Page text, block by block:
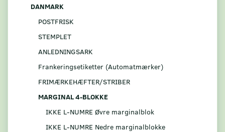
DANMARK
POSTFRISK
STEMPLET
ANLEDNINGSARK
Frankeringsetiketter (Automatmærker)
FRIMÆRKEHÆFTER/STRIBER
MARGINAL 4-BLOKKE
IKKE L-NUMRE Øvre marginalblok
IKKE L-NUMRE Nedre marginalblokke